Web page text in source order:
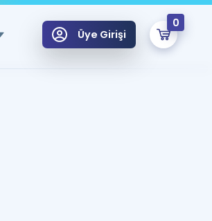
Üye Girişi
0
hazırlayacak onlarca eğitim seni bekliyor!